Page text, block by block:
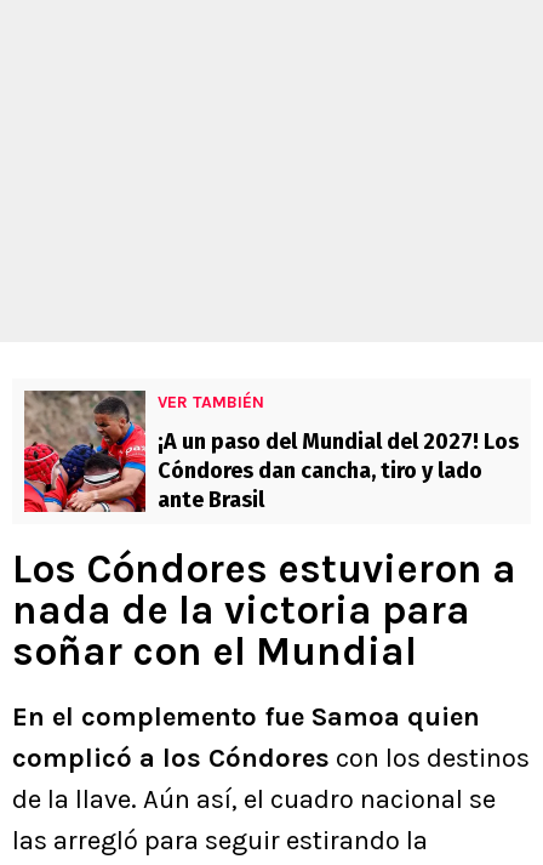
VER TAMBIÉN
¡A un paso del Mundial del 2027! Los
Cóndores dan cancha, tiro y lado
ante Brasil
Los Cóndores estuvieron a
nada de la victoria para
soñar con el Mundial
En el complemento fue Samoa quien
complicó a los Cóndores con los destinos
de la llave. Aún así, el cuadro nacional se
las arregló para seguir estirando la